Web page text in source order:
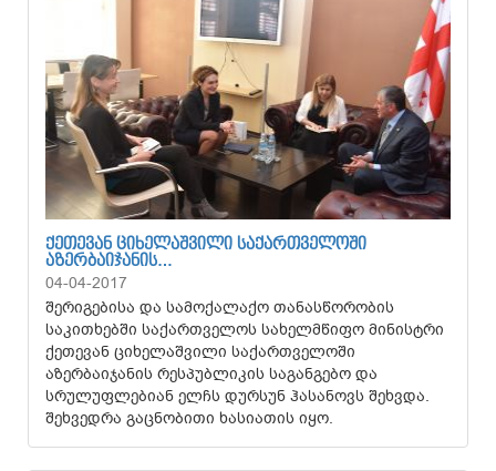
ᲥᲔᲗᲔᲕᲐᲜ ᲪᲘᲮᲔᲚᲐᲨᲕᲘᲚᲘ ᲡᲐᲥᲐᲠᲗᲕᲔᲚᲝᲨᲘ
ᲐᲖᲔᲠᲑᲐᲘᲯᲐᲜᲘᲡ…
04-04-2017
შერიგებისა და სამოქალაქო თანასწორობის
საკითხებში საქართველოს სახელმწიფო მინისტრი
ქეთევან ციხელაშვილი საქართველოში
აზერბაიჯანის რესპუბლიკის საგანგებო და
სრულუფლებიან ელჩს დურსუნ ჰასანოვს შეხვდა.
შეხვედრა გაცნობითი ხასიათის იყო.